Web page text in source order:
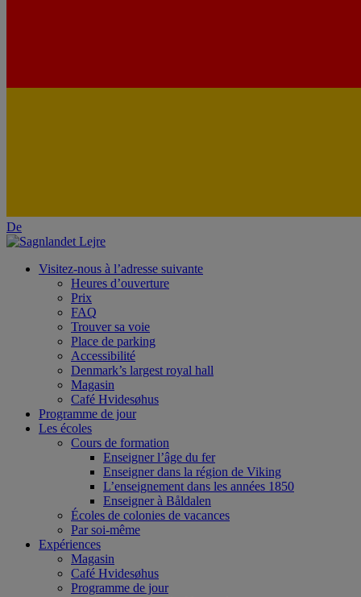
De
Visitez-nous à l’adresse suivante
Heures d’ouverture
Prix
FAQ
Trouver sa voie
Place de parking
Accessibilité
Denmark’s largest royal hall
Magasin
Café Hvidesøhus
Programme de jour
Les écoles
Cours de formation
Enseigner l’âge du fer
Enseigner dans la région de Viking
L’enseignement dans les années 1850
Enseigner à Båldalen
Écoles de colonies de vacances
Par soi-même
Expériences
Magasin
Café Hvidesøhus
Programme de jour